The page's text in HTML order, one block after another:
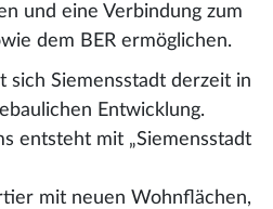
und eine Verbindung zum
dem BER ermöglichen.
sich Siemensstadt derzeit in
Entwicklung.
entsteht mit „Siemensstadt
mit neuen Wohnflächen,